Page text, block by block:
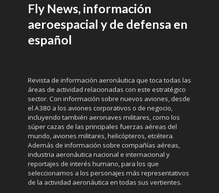
Fly News, información
aeroespacial y de defensa en
español
Revista de información aeronáutica que toca todas las
áreas de actividad relacionadas con este estratégico
sector. Con información sobre nuevos aviones, desde
el A380 a los aviones corporativos o de negocio,
incluyendo también aeronaves militares, como los
súper cazas de las principales fuerzas aéreas del
mundo, aviones militares, helicópteros, etcétera.
Además de información sobre compañías aéreas,
industria aeronáutica nacional e internacional y
reportajes de interés humano, para los que
seleccionamos a los personajes más representativos
de la actividad aeronáutica en todas sus vertientes.